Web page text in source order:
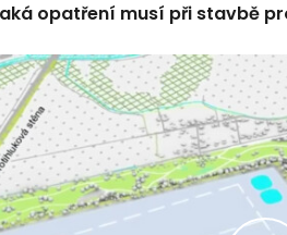
opatření musí při stavbě